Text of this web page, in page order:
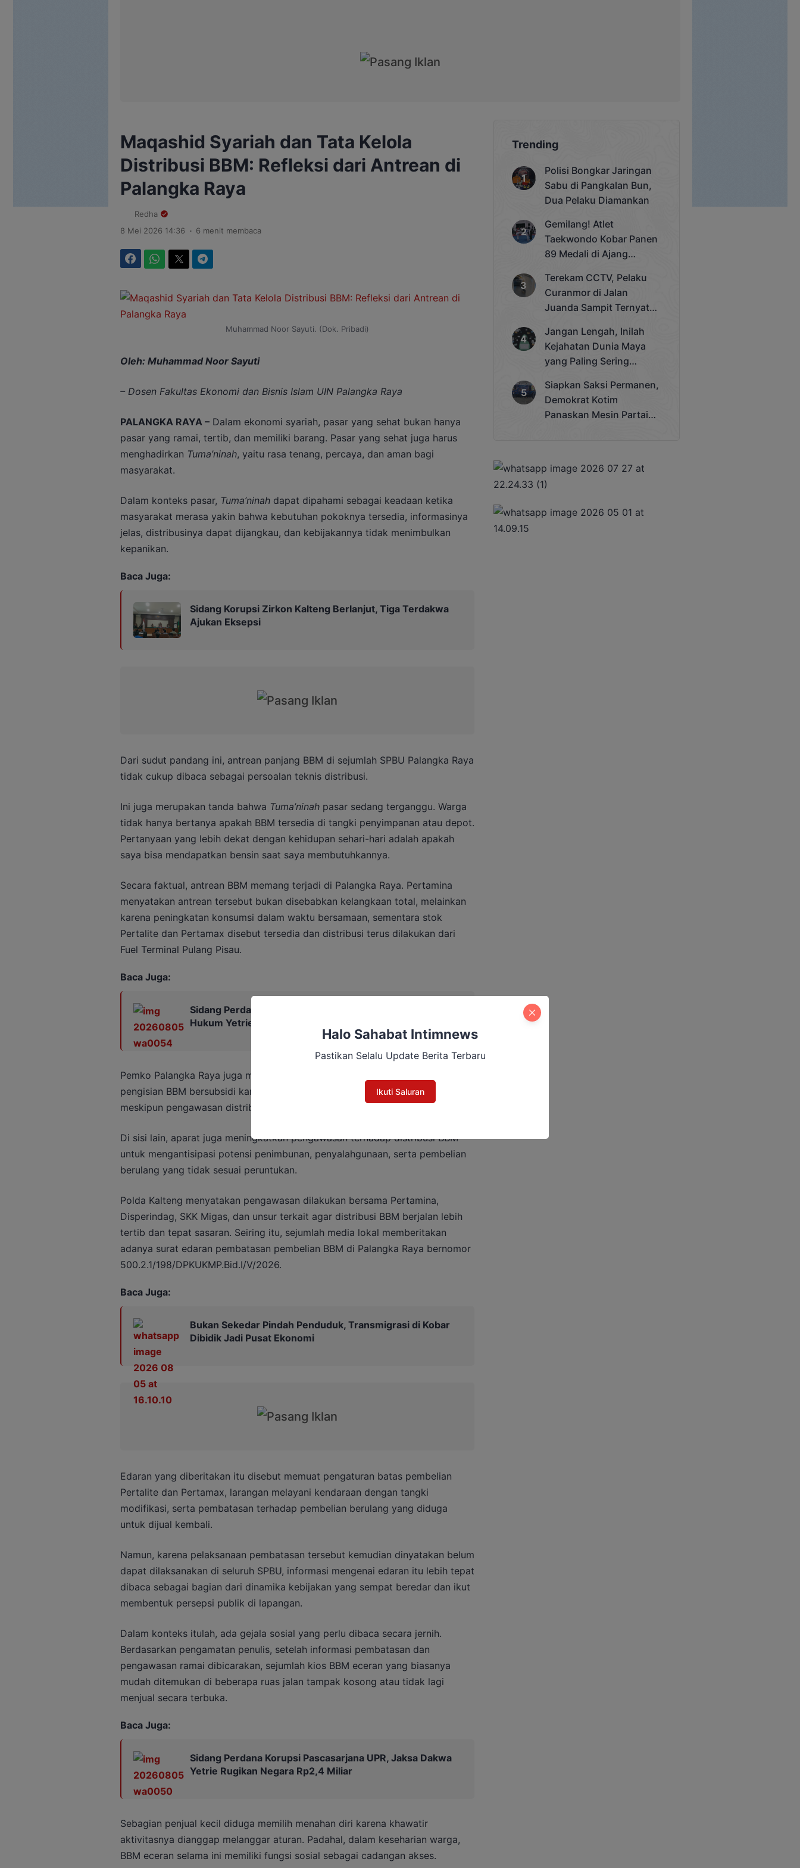
Maqashid Syariah dan Tata Kelola
Distribusi BBM: Refleksi dari Antrean di
Palangka Raya
Redha
8 Mei 2026 14:36 . 6 menit membaca
Muhammad Noor Sayuti. (Dok. Pribadi)
Oleh: Muhammad Noor Sayuti
– Dosen Fakultas Ekonomi dan Bisnis Islam UIN Palangka Raya
PALANGKA RAYA –Dalam ekonomi syariah, pasar yang sehat bukan hanya
pasar yang ramai, tertib, dan memiliki barang. Pasar yang sehat juga harus
menghadirkan Tuma’ninah, yaitu rasa tenang, percaya, dan aman bagi
masyarakat.
Dalam konteks pasar, Tuma’ninahdapat dipahami sebagai keadaan ketika
masyarakat merasa yakin bahwa kebutuhan pokoknya tersedia, informasinya
jelas, distribusinya dapat dijangkau, dan kebijakannya tidak menimbulkan
kepanikan.
Baca Juga:
Sidang Korupsi Zirkon Kalteng Berlanjut, Tiga Terdakwa
Ajukan Eksepsi
Dari sudut pandang ini, antrean panjang BBM di sejumlah SPBU Palangka Raya
tidak cukup dibaca sebagai persoalan teknis distribusi.
Ini juga merupakan tanda bahwa Tuma’ninahpasar sedang terganggu. Warga
tidak hanya bertanya apakah BBM tersedia di tangki penyimpanan atau depot.
Pertanyaan yang lebih dekat dengan kehidupan sehari-hari adalah apakah
saya bisa mendapatkan bensin saat saya membutuhkannya.
Secara faktual, antrean BBM memang terjadi di Palangka Raya. Pertamina
menyatakan antrean tersebut bukan disebabkan kelangkaan total, melainkan
karena peningkatan konsumsi dalam waktu bersamaan, sementara stok
Pertalite dan Pertamax disebut tersedia dan distribusi terus dilakukan dari
Fuel Terminal Pulang Pisau.
Baca Juga:
Sidang Perdana Dugaan Korupsi Pascasarjana UPR, Kuasa
Hukum Yetrie Ajukan Eksepsi
Pemko Palangka Raya juga menyampaikan penundaan pembatasan kuota
pengisian BBM bersubsidi karena mempertimbangkan situasi lapangan,
meskipun pengawasan distribusi tetap dilakukan.
Di sisi lain, aparat juga meningkatkan pengawasan terhadap distribusi BBM
untuk mengantisipasi potensi penimbunan, penyalahgunaan, serta pembelian
berulang yang tidak sesuai peruntukan.
Polda Kalteng menyatakan pengawasan dilakukan bersama Pertamina,
Disperindag, SKK Migas, dan unsur terkait agar distribusi BBM berjalan lebih
tertib dan tepat sasaran. Seiring itu, sejumlah media lokal memberitakan
adanya surat edaran pembatasan pembelian BBM di Palangka Raya bernomor
500.2.1/198/DPKUKMP.Bid.I/V/2026.
Baca Juga:
Bukan Sekedar Pindah Penduduk, Transmigrasi di Kobar
Dibidik Jadi Pusat Ekonomi
Edaran yang diberitakan itu disebut memuat pengaturan batas pembelian
Pertalite dan Pertamax, larangan melayani kendaraan dengan tangki
modifikasi, serta pembatasan terhadap pembelian berulang yang diduga
untuk dijual kembali.
Namun, karena pelaksanaan pembatasan tersebut kemudian dinyatakan belum
dapat dilaksanakan di seluruh SPBU, informasi mengenai edaran itu lebih tepat
dibaca sebagai bagian dari dinamika kebijakan yang sempat beredar dan ikut
membentuk persepsi publik di lapangan.
Dalam konteks itulah, ada gejala sosial yang perlu dibaca secara jernih.
Berdasarkan pengamatan penulis, setelah informasi pembatasan dan
pengawasan ramai dibicarakan, sejumlah kios BBM eceran yang biasanya
mudah ditemukan di beberapa ruas jalan tampak kosong atau tidak lagi
menjual secara terbuka.
Baca Juga:
Sidang Perdana Korupsi Pascasarjana UPR, Jaksa Dakwa
Yetrie Rugikan Negara Rp2,4 Miliar
Sebagian penjual kecil diduga memilih menahan diri karena khawatir
aktivitasnya dianggap melanggar aturan. Padahal, dalam keseharian warga,
BBM eceran selama ini memiliki fungsi sosial sebagai cadangan akses.
Trending
Polisi Bongkar Jaringan
Sabu di Pangkalan Bun,
Dua Pelaku Diamankan
Gemilang! Atlet
Taekwondo Kobar Panen
89 Medali di Ajang
Cup 2025
Terekam CCTV, Pelaku
Curanmor di Jalan
Juanda Sampit Ternyata
Jangan Lengah, Inilah
Kejahatan Dunia Maya
yang Paling Sering
Siapkan Saksi Permanen,
Demokrat Kotim
Panaskan Mesin Partai
Halo Sahabat Intimnews
Pastikan Selalu Update Berita Terbaru
Ikuti Saluran